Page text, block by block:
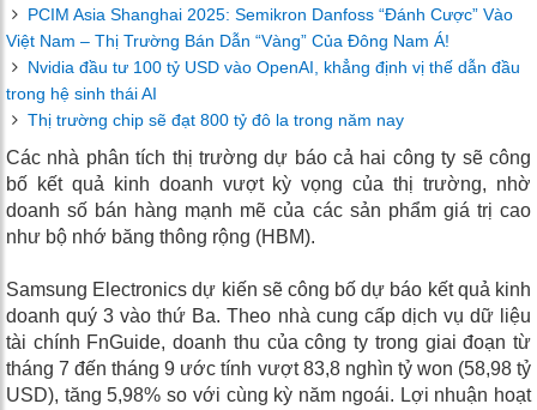
PCIM Asia Shanghai 2025: Semikron Danfoss “Đánh Cược” Vào
Việt Nam – Thị Trường Bán Dẫn “Vàng” Của Đông Nam Á!
Nvidia đầu tư 100 tỷ USD vào OpenAI, khẳng định vị thế dẫn đầu
trong hệ sinh thái AI
Thị trường chip sẽ đạt 800 tỷ đô la trong năm nay
Các nhà phân tích thị trường dự báo cả hai công ty sẽ công
bố kết quả kinh doanh vượt kỳ vọng của thị trường, nhờ
doanh số bán hàng mạnh mẽ của các sản phẩm giá trị cao
như bộ nhớ băng thông rộng (HBM).
Samsung Electronics dự kiến ​​sẽ công bố dự báo kết quả kinh
doanh quý 3 vào thứ Ba. Theo nhà cung cấp dịch vụ dữ liệu
tài chính FnGuide, doanh thu của công ty trong giai đoạn từ
tháng 7 đến tháng 9 ước tính vượt 83,8 nghìn tỷ won (58,98 tỷ
USD), tăng 5,98% so với cùng kỳ năm ngoái. Lợi nhuận hoạt